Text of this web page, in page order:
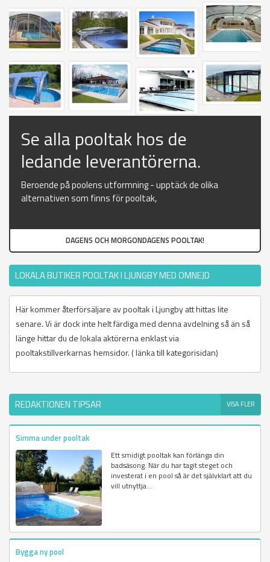
Se alla pooltak hos de
ledande leverantörerna.
Beroende på poolens utformning - upptäck de olika
alternativen som finns för pooltak,
DAGENS OCH MORGONDAGENS POOLTAK!
LOKALA BUTIKER POOLTAK I LJUNGBY MED OMNEJD
Här kommer återförsäljare av pooltak i Ljungby att hittas lite
senare. Vi är dock inte helt färdiga med denna avdelning så än så
länge hittar du de lokala aktörerna enklast via
pooltakstillverkarnas hemsidor. ( länka till kategorisidan)
REDAKTIONEN TIPSAR VISA FLER
Simma under pooltak
Ett smidigt pooltak kan förlänga din
badsäsong. När du har tagit steget och
investerat i en pool så är det självklart att du
vill utnyttja...
Bygga ny pool